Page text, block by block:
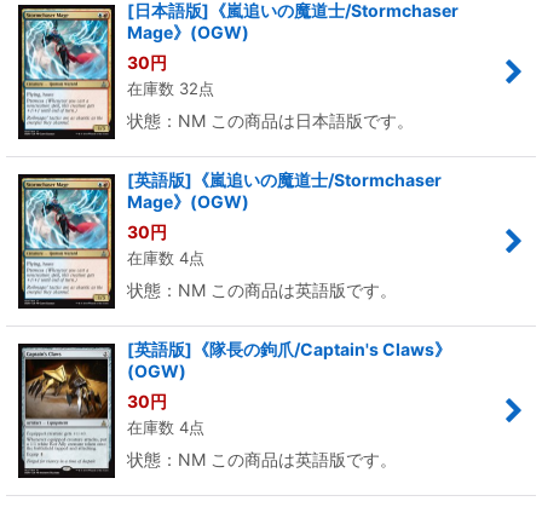
[日本語版]《嵐追いの魔道士/Stormchaser
Mage》(OGW)
30円
在庫数 32点
状態：NM この商品は日本語版です。
[英語版]《嵐追いの魔道士/Stormchaser
Mage》(OGW)
30円
在庫数 4点
状態：NM この商品は英語版です。
[英語版]《隊長の鉤爪/Captain's Claws》
(OGW)
30円
在庫数 4点
状態：NM この商品は英語版です。